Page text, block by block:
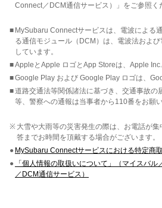
Connect／DCM通信サービス）」をご参照く
■ MySubaru Connectサービスは、電波による
る通信モジュール（DCM）は、電波法およ
しています。
■AppleとApple ロゴとApp Storeは、Apple Inc.
■Google Play および Google Play ロゴは、
■道路交通法等関係諸法に基づき、交通事故の
等、警察への通報は当事者から110番をお願い
※ 大雪や大雨等の災害発生の際は、お電話が
答までお時間を頂戴する場合がございます。
● MySubaru Connectサービスにおける特定商
●
「個人情報の取扱いについて」（マイスバ
／DCM通信サービス）